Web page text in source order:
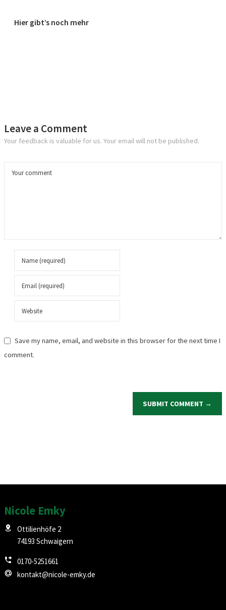
Hier gibt’s noch mehr
Leave a Comment
Your feedback is valuable for us. Your email will not be published.
Save my name, email, and website in this browser for the next time I
comment.
SUBMIT COMMENT →
Nicole Emky
Ottilienhöfe 2
74193 Schwaigern
0170-5251661
kontakt@nicole-emky.de